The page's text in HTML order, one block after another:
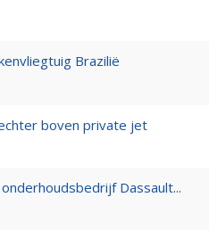
Brazilië
boven private jet
Dassault...